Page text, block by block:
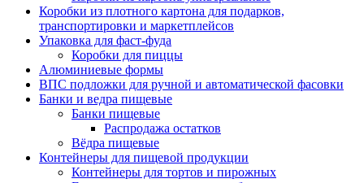
Коробки из плотного картона для подарков,
транспортировки и маркетплейсов
Упаковка для фаст-фуда
Коробки для пиццы
Алюминиевые формы
ВПС подложки для ручной и автоматической фасовки
Банки и ведра пищевые
Банки пищевые
Распродажа остатков
Вёдра пищевые
Контейнеры для пищевой продукции
Контейнеры для тортов и пирожных